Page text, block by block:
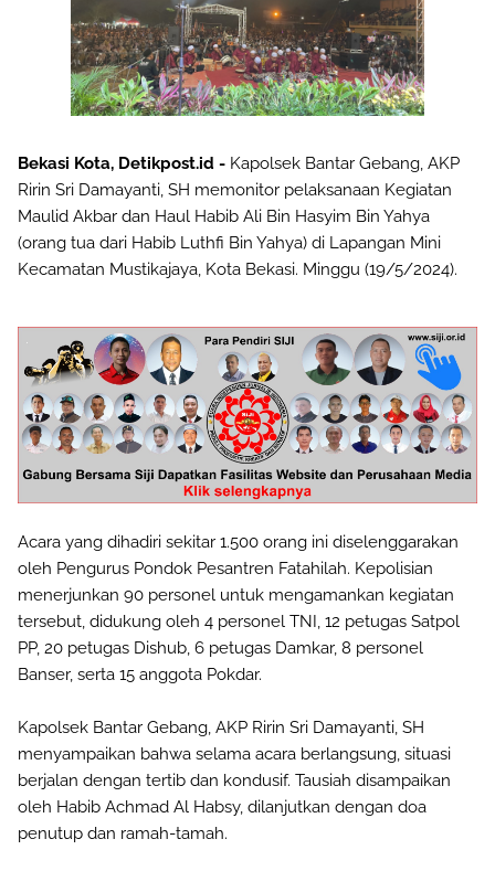
Bekasi Kota, Detikpost.id - Kapolsek Bantar Gebang, AKP
Ririn Sri Damayanti, SH memonitor pelaksanaan Kegiatan
Maulid Akbar dan Haul Habib Ali Bin Hasyim Bin Yahya
(orang tua dari Habib Luthfi Bin Yahya) di Lapangan Mini
Kecamatan Mustikajaya, Kota Bekasi. Minggu (19/5/2024).
Acara yang dihadiri sekitar 1.500 orang ini diselenggarakan
oleh Pengurus Pondok Pesantren Fatahilah. Kepolisian
menerjunkan 90 personel untuk mengamankan kegiatan
tersebut, didukung oleh 4 personel TNI, 12 petugas Satpol
PP, 20 petugas Dishub, 6 petugas Damkar, 8 personel
Banser, serta 15 anggota Pokdar.
Kapolsek Bantar Gebang, AKP Ririn Sri Damayanti, SH
menyampaikan bahwa selama acara berlangsung, situasi
berjalan dengan tertib dan kondusif. Tausiah disampaikan
oleh Habib Achmad Al Habsy, dilanjutkan dengan doa
penutup dan ramah-tamah.